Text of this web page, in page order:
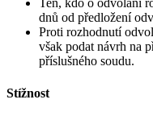
Ten, kdo o odvolání
dnů od předložení
Proti rozhodnutí
však podat návrh na
příslušného soudu.
Stížnost